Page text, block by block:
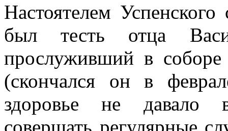
Настоятелем
был тесть отца
прослуживший в
(скончался он в
здоровье не давало